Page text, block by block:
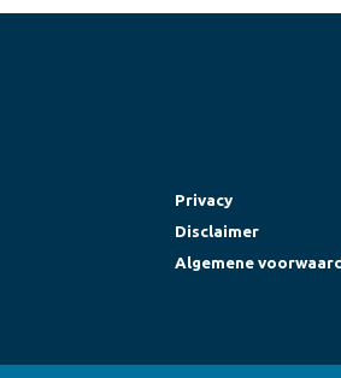
Privacy
Disclaimer
Algemene